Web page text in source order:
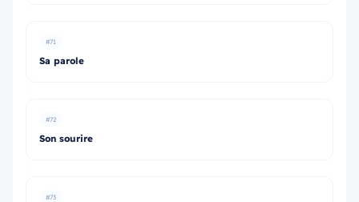
#71
Sa parole
#72
Son sourire
#73